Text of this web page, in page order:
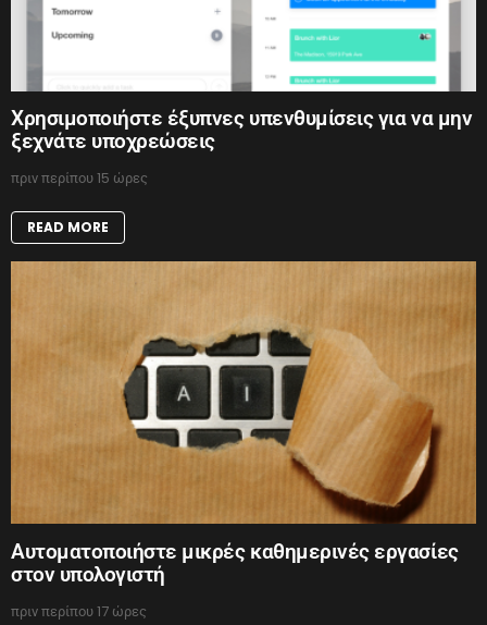
Χρησιμοποιήστε έξυπνες υπενθυμίσεις για να μην
ξεχνάτε υποχρεώσεις
πριν περίπου 15 ώρες
READ MORE
Αυτοματοποιήστε μικρές καθημερινές εργασίες
στον υπολογιστή
πριν περίπου 17 ώρες